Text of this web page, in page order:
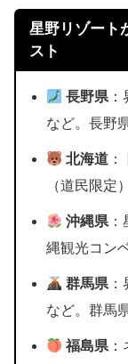
星野リゾート
スト
長野県：
など。長野
北海道：
（道民限定
沖縄県：
縄観光コン
群馬県：
など。群馬
福島県：